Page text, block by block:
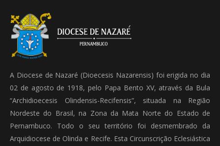
A Diocese de Nazaré (Dioecesis Nazarensis) foi erigida no dia
02 de agosto de 1918, pelo Papa Bento XV, através da Bula
“Archidioecesis Olindensis-Recifensis”, situada na Região
Nordeste do Brasil, na Zona da Mata Norte do Estado de
Pernambuco. Todo o seu território foi desmembrado da
Arquidiocese de Olinda e Recife. Esta Circunscrição Eclesiástica